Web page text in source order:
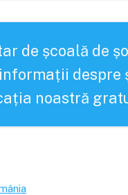
de școală de
despre
noastră